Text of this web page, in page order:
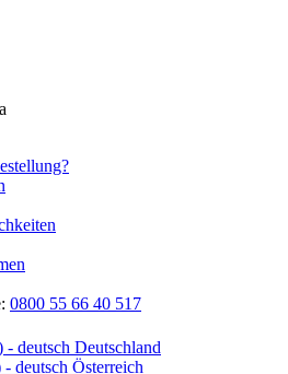
0800 55 66 40 517
Deutschland
Österreich